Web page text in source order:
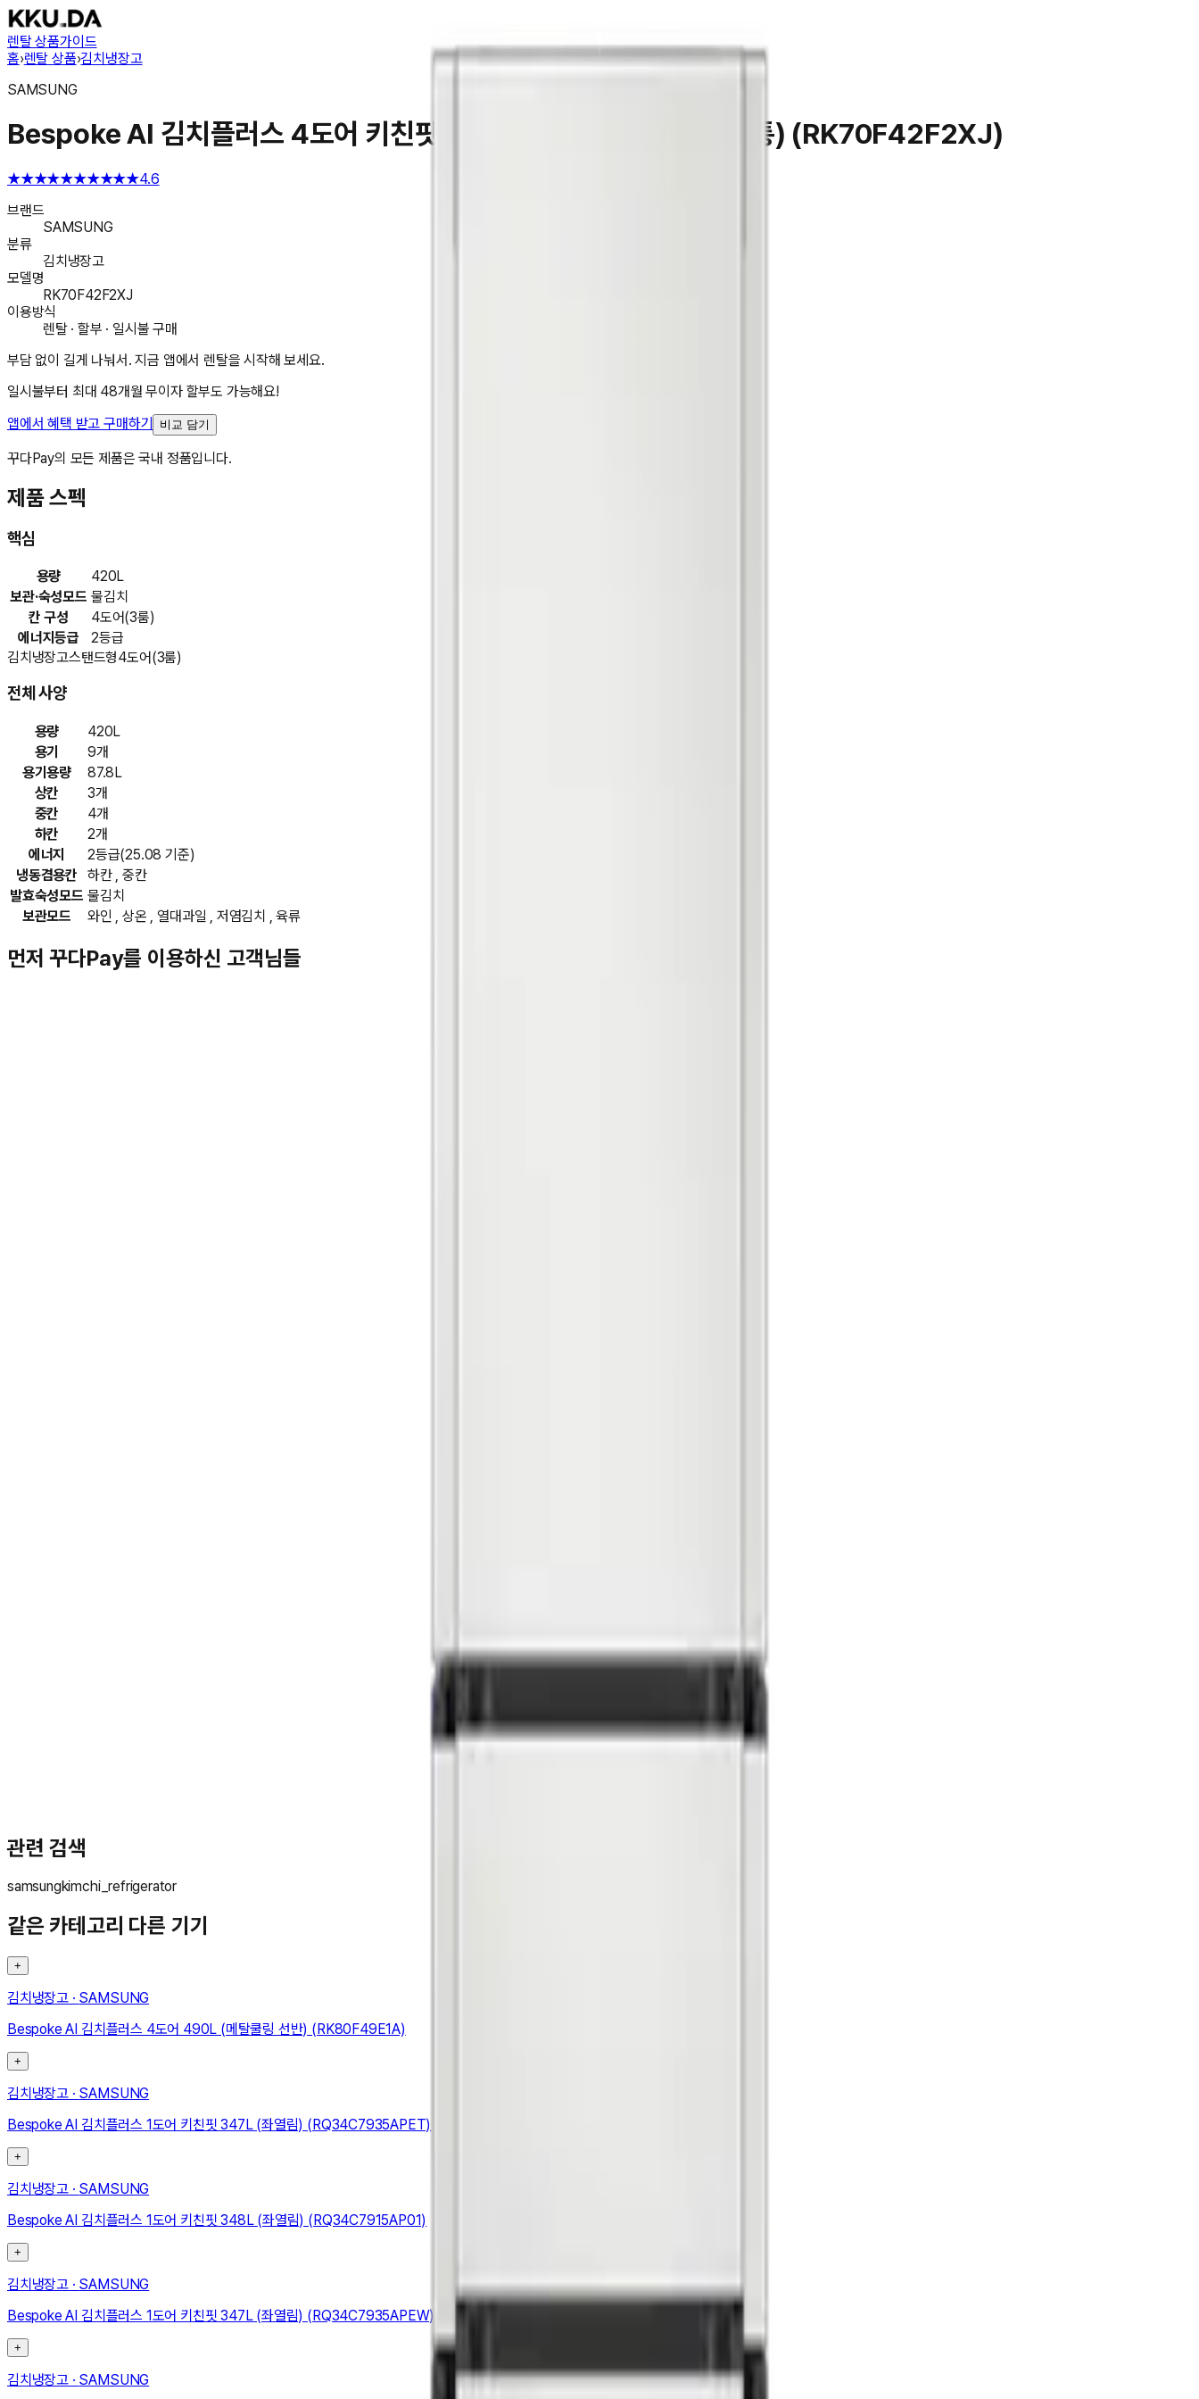
렌탈 상품가이드
홈›렌탈 상품›김치냉장고
SAMSUNG
Bespoke AI 김치플러스 4도어 키친핏 Max 420L (냄새케어 김치통) (RK70F42F2XJ)
★★★★★★★★★★4.6
브랜드
SAMSUNG
분류
김치냉장고
모델명
RK70F42F2XJ
이용방식
렌탈 · 할부 · 일시불 구매
부담 없이 길게 나눠서. 지금 앱에서 렌탈을 시작해 보세요.
일시불부터 최대 48개월 무이자 할부도 가능해요!
앱에서 혜택 받고 구매하기
비교 담기
꾸다Pay의 모든 제품은 국내 정품입니다.
제품 스펙
핵심
용량
420L
보관·숙성모드 물김치
칸 구성
4도어(3룸)
에너지등급
2등급
김치냉장고스탠드형4도어(3룸)
전체 사양
용량
420L
용기
9개
용기용량
87.8L
상칸
3개
중칸
4개
하칸
2개
에너지
2등급(25.08 기준)
냉동겸용칸
하칸 , 중칸
발효숙성모드 물김치
보관모드
와인 , 상온 , 열대과일 , 저염김치 , 육류
먼저 꾸다Pay를 이용하신 고객님들
관련 검색
samsungkimchi_refrigerator
같은 카테고리 다른 기기
+
김치냉장고 · SAMSUNG
Bespoke AI 김치플러스 4도어 490L (메탈쿨링 선반) (RK80F49E1A)
+
김치냉장고 · SAMSUNG
Bespoke AI 김치플러스 1도어 키친핏 347L (좌열림) (RQ34C7935APET)
+
김치냉장고 · SAMSUNG
Bespoke AI 김치플러스 1도어 키친핏 348L (좌열림) (RQ34C7915AP01)
+
김치냉장고 · SAMSUNG
Bespoke AI 김치플러스 1도어 키친핏 347L (좌열림) (RQ34C7935APEW)
+
김치냉장고 · SAMSUNG